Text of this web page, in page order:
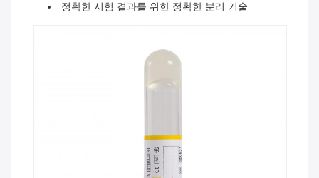
정확한 시험 결과를 위한 정확한 분리 기술